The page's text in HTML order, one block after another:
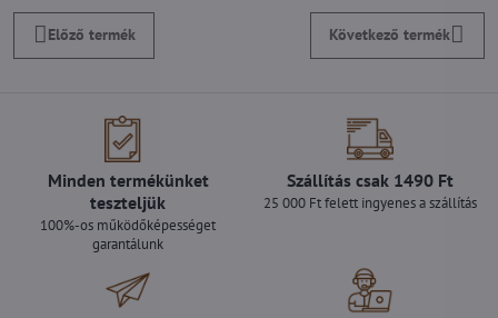
Előző termék Következő termék
Minden termékünket
teszteljük
100%-os működőképességet
garantálunk
Szállítás csak 1490 Ft
25 000 Ft felett ingyenes a szállítás